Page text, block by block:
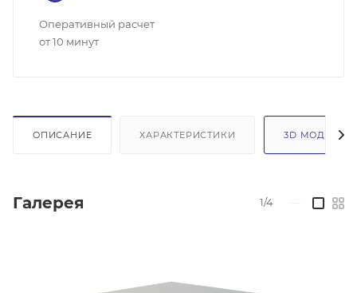
Оперативный расчет
от 10 минут
ОПИСАНИЕ ХАРАКТЕРИСТИКИ 3D МОДЕЛЬ
Галерея 1/4